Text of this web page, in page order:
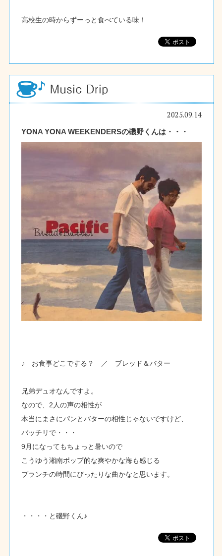
高校生の時からずーっと食べている味！
2025.09.14
YONA YONA WEEKENDERSの磯野くんは・・・
♪ お食事どこでする？ ／ ブレッド＆バター
兄弟デュオなんですよ。
なので、2人の声の相性が
本当にまさにパンとバターの相性じゃないですけど、
バッチリで・・・
9月になってもちょっと暑いので
こうゆう湘南ポップ的な爽やかな海も感じる
ブランチの時間にぴったりな曲かなと思います。
・・・・と磯野くん♪